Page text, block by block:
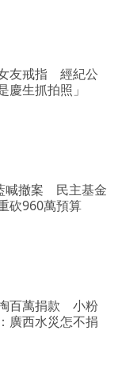
友戒指 經紀公
慶生抓拍照」
喊撤案 民主基金
砍960萬預算
百萬捐款 小粉
廣西水災怎不捐